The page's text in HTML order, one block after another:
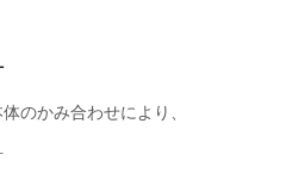
のかみ合わせにより、